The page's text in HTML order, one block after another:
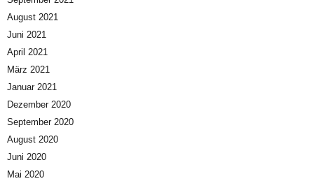
August 2021
Juni 2021
April 2021
März 2021
Januar 2021
Dezember 2020
September 2020
August 2020
Juni 2020
Mai 2020